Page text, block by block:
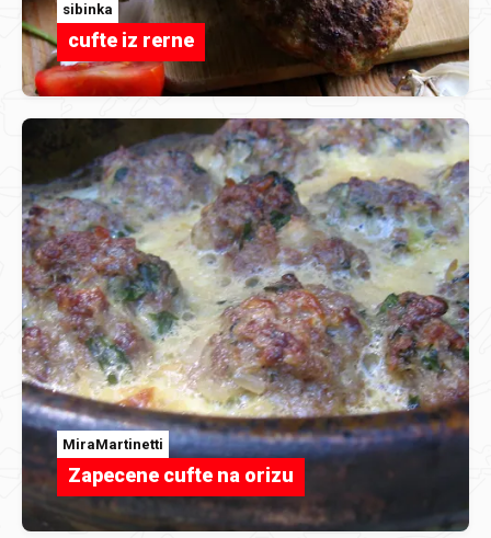
sibinka
cufte iz rerne
MiraMartinetti
Zapecene cufte na orizu